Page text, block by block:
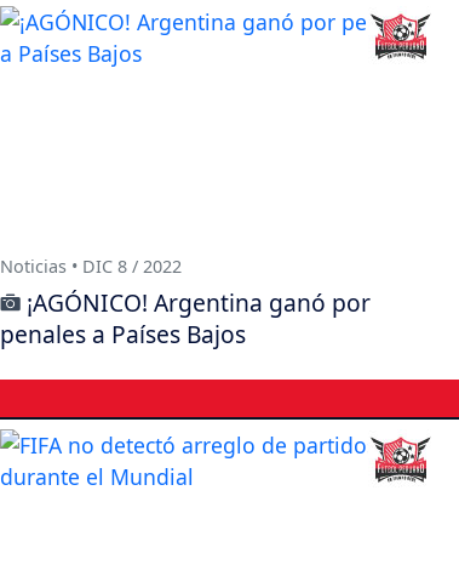
Noticias • DIC 8 / 2022
¡AGÓNICO! Argentina ganó por
penales a Países Bajos